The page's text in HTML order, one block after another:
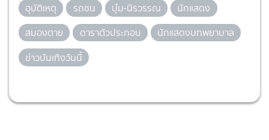
อุบัติเหตุ รถชน บุ๋ม-นิรวรรณ
นักแสดง
สมองตาย
ดาราตัวประกอบ
นักแสดงบทพยาบาล
ข่าวบันเทิงวันนี้